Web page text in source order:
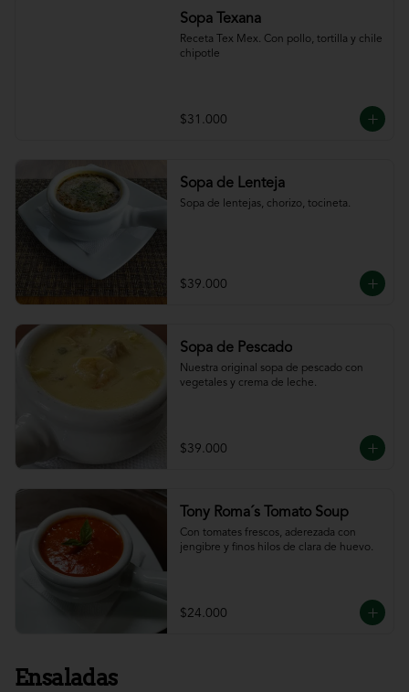
Sopa Texana
Receta Tex Mex. Con pollo, tortilla y chile
chipotle
$31.000
Sopa de Lenteja
Sopa de lentejas, chorizo, tocineta.
$39.000
Sopa de Pescado
Nuestra original sopa de pescado con
vegetales y crema de leche.
$39.000
Tony Roma´s Tomato Soup
Con tomates frescos, aderezada con
jengibre y finos hilos de clara de huevo.
$24.000
Ensaladas